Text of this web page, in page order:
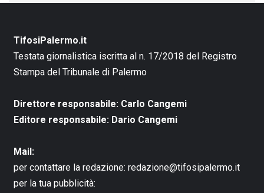
TifosiPalermo.it
Testata giornalistica iscritta al n. 17/2018 del Registro
Stampa del Tribunale di Palermo
Direttore responsabile: Carlo Cangemi
Editore responsabile: Dario Cangemi
Mail:
per contattare la redazione: redazione@tifosipalermo.it
per la tua pubblicità: